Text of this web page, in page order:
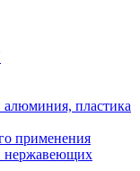
алюминия, пластика
применения
нержавеющих